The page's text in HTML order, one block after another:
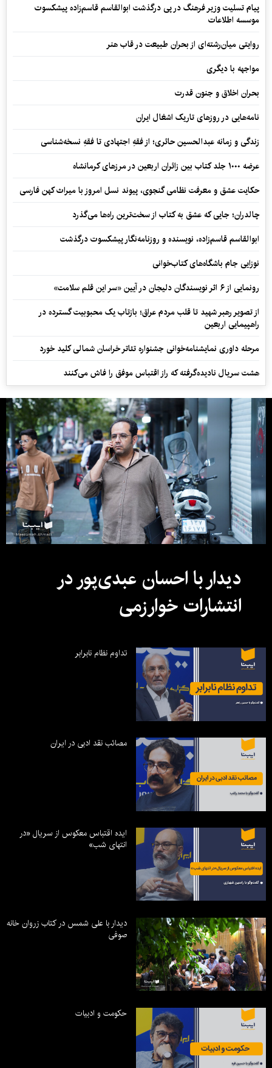
پیام تسلیت وزیر فرهنگ در پی درگذشت ابوالقاسم قاسم‌زاده پیشکسوت
موسسه اطلاعات
روایتی میان‌رشته‌ای از بحران طبیعت در قاب هنر
مواجهه با دیگری
بحران اخلاق و جنون قدرت
نامه‌هایی در روزهای تاریک اشغال ایران
زندگی و زمانه عبدالحسین حائری؛ از فقهِ اجتهادی تا فقهِ نسخه‌شناسی
عرضه ۱۰۰۰ جلد کتاب بین زائران اربعین در مرزهای کرمانشاه
حکایت عشق و معرفت نظامی گنجوی، پیوند نسل امروز با میراث کهن فارسی
چالدران؛ جایی که عشق به کتاب از سخت‌ترین راه‌ها می‌گذرد
ابوالقاسم قاسم‌زاده، نویسنده و روزنامه‌نگار پیشکسوت درگذشت
نوزایی جام باشگاه‌های کتاب‌خوانی
رونمایی از ۶ اثر نویسندگان دلیجان در آیین «سر این قلم سلامت»
از تصویر رهبر شهید تا قلب مردم عراق؛ بازتاب یک محبوبیت گسترده در
راهپیمایی اربعین
مرحله داوری نمایشنامه‌خوانی جشنواره تئاتر خراسان شمالی کلید خورد
هشت سریال نادیده‌گرفته که راز اقتباس موفق را فاش می‌کنند
دیدار با احسان عبدی‌پور در
انتشارات خوارزمی
تداوم نظام نابرابر
مصائب نقد ادبی در ایران
ایده اقتباس معکوس از سریال «در
انتهای شب»
دیدار با علی شمس در کتاب زروان خانه
صوفی
حکومت و ادبیات